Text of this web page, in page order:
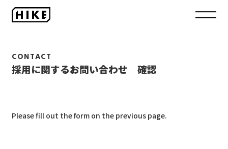
CONTACT
採用に関するお問い合わせ 確認
Please fill out the form on the previous page.